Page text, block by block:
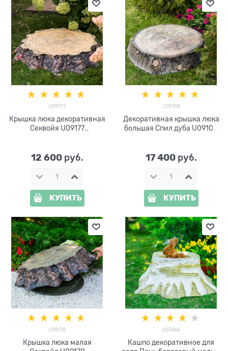
U09177
Крышка люка декоративная
Секвойя U09177
12 600 руб.
КУПИТЬ
U09108
Декоративная крышка люка
большая Спил дуба U09108
17 400 руб.
КУПИТЬ
U09178
Крышка люка малая
U07446
Кашпо декоративное для